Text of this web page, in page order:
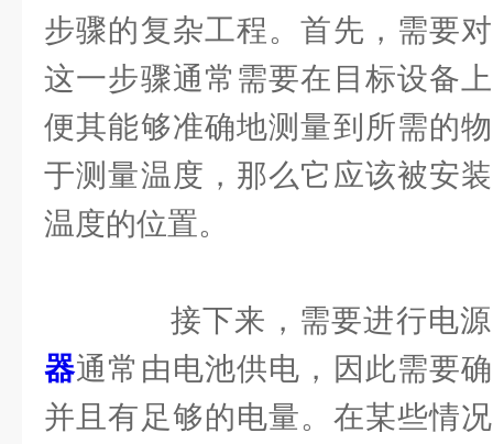
步骤的复杂工程。首先，需要
这一步骤通常需要在目标设备
便其能够准确地测量到所需的
于测量温度，那么它应该被安
温度的位置。
接下来，需要进行电源
器通常由电池供电，因此需要
并且有足够的电量。在某些情